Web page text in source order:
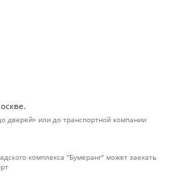
дверей» или до транспортной компании
комплекса "Бумеранг" может заехать